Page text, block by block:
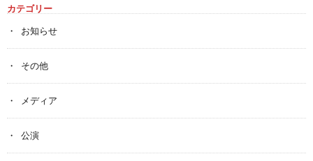
カテゴリー
お知らせ
その他
メディア
公演